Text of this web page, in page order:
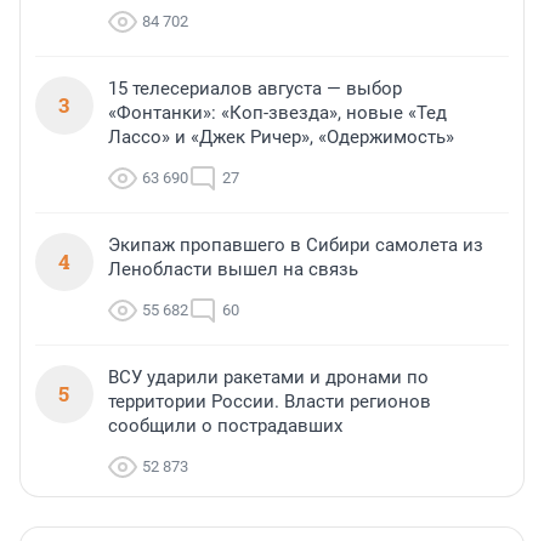
84 702
3
15 телесериалов августа — выбор
«Фонтанки»: «Коп-звезда», новые «Тед
Лассо» и «Джек Ричер», «Одержимость»
63 690 27
4
Экипаж пропавшего в Сибири самолета из
Ленобласти вышел на связь
55 682 60
5
ВСУ ударили ракетами и дронами по
территории России. Власти регионов
сообщили о пострадавших
52 873